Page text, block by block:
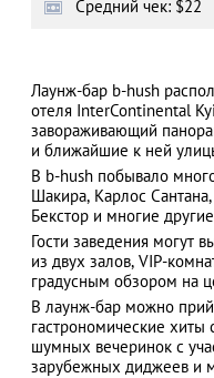
АЗАД
Средний чек: $22
Лаунж-бар b-hush
отеля InterContinental
завораживающий
и ближайшие к ней
В b-hush побывало
Шакира, Карлос
Бекстор и многие
Гости заведения могут
из двух залов, VIP-
градусным обзором на
В лаунж-бар можно
гастрономические
шумных вечеринок с
зарубежных диджеев и